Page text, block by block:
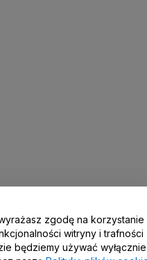
się z nami
zgodę na korzystanie
witryny i trafności
będziemy używać wyłącznie